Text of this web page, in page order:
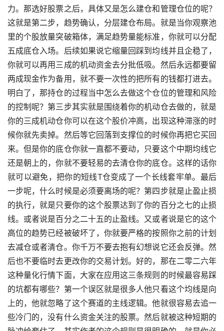
力。那选好股票之后，具体又是怎么建仓和管理仓位的呢？
这就是第二步，趋势确认，分层建仓布局。就是当你观察池
里的个股放量突破箱体，满足趋势量能标准，你就可以分配
五成底仓入场。后续如果说它缩量回踩到均线并且企稳了，
你就可以再用三成的机动资金去分批低吸。然后永远都要留
两成现金作为备用，就不要一次性的把所有的钱都打进去。
明白了，那持仓的过程当中怎么去做这个仓位的管理和风险
的控制呢？第三步其实就是围绕着你的机动仓去做的，就是
你的三成机动仓你可以在这个股价冲高，出现这种滞涨的时
候你就先卖掉。然后等它回落到支撑位的时候你再把它买回
来。但是你的底仓你就一直都不要动，只要这个中期均线它
还是朝上的，你就不要轻易的去清仓你的底仓。这样的话你
就可以避免，把你的短线T仓变成了一个长线套牢单。最后
一步呢，什么时候是必须要离场的呢？第四步就是止盈止损
的执行，就是只要你的这个股票达到了你的百分之七的止损
线。或者说是百分之二十五的止盈线。又或者说是它的这个
高位的趋势已经被破坏了，你就要严格的按照你之前的计划
去减仓或者清仓。你千万不要去抱有幻想说它还会反弹。然
后也不要临时去更改你的交易计划。好的，那在二零二六年
这种量化行情下面，大家在应用这三条规则的时候最容易踩
的坑都有哪些？第一个误区就是很多人他只看这个均线是向
上的，他就忽略了这个赛道的主线逻辑。他就很容易去追一
些冷门的，没有什么资金关注的股票。然后就被这种短期的